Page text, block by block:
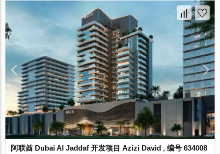
阿联酋 Dubai Al Jaddaf 开发项目 Azizi David , 编号 634008